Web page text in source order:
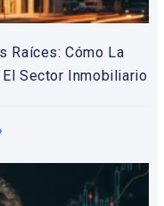
Raíces: Cómo La
Sector Inmobiliario